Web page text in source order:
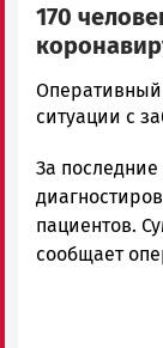
170
Юрий
Каулио
и
Карелии
|
ситуации с
За
пациентов.
сообщает